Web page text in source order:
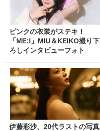
ピンクの衣装がステキ！
「ME:I」MIU＆KEIKO撮り下
ろしインタビューフォト
伊藤彩沙、20代ラストの写真